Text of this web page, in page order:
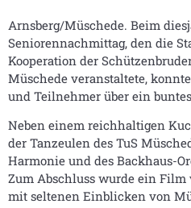
Arnsberg/Müschede. Beim
Seniorennachmittag, den die
Kooperation der
Müschede veranstaltete,
und Teilnehmer über ein
Neben einem reichhaltigen
der Tanzeulen des TuS
Harmonie und des Backhaus-
Zum Abschluss wurde ein
mit seltenen Einblicken von